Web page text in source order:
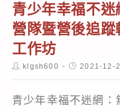
青少年幸福不
營隊暨營後追
工作坊
Postklgsh600
Post2021-12-
青少年幸福不迷網：